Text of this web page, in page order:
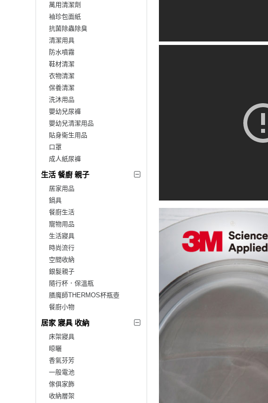
萬用清潔劑
袖珍包面紙
抗菌除蟲除臭
清潔用具
防水噴霧
鞋材清潔
衣物清潔
保養清潔
洗沐用品
嬰幼兒尿褲
嬰幼兒清潔用品
貼身衛生用品
口罩
成人紙尿褲
生活 餐廚 親子
居家用品
鍋具
餐廚生活
寵物用品
生活寢具
時尚流行
空間收納
銀髮親子
隨行杯．保溫瓶
膳魔師THERMOS杯瓶壺
餐廚小物
居家 寢具 收納
床架寢具
晾曬
香氣芬芳
一般電池
傢俱家飾
收納層架